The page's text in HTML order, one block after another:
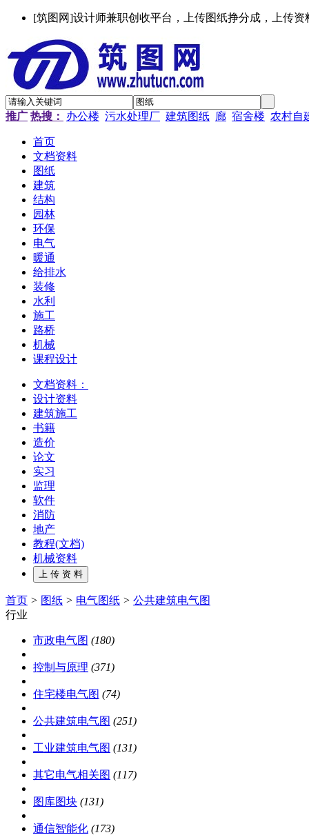
[筑图网]设计师兼职创收平台，上传图纸挣分成，上传资
推广 热搜： 办公楼 污水处理厂 建筑图纸 廊 宿舍楼 农村自
首页
文档资料
图纸
建筑
结构
园林
环保
电气
暖通
给排水
装修
水利
施工
路桥
机械
课程设计
文档资料：
设计资料
建筑施工
书籍
造价
论文
实习
监理
软件
消防
地产
教程(文档)
机械资料
首页 > 图纸 > 电气图纸 > 公共建筑电气图
行业
市政电气图 (180)
控制与原理 (371)
住宅楼电气图 (74)
公共建筑电气图 (251)
工业建筑电气图 (131)
其它电气相关图 (117)
图库图块 (131)
通信智能化 (173)